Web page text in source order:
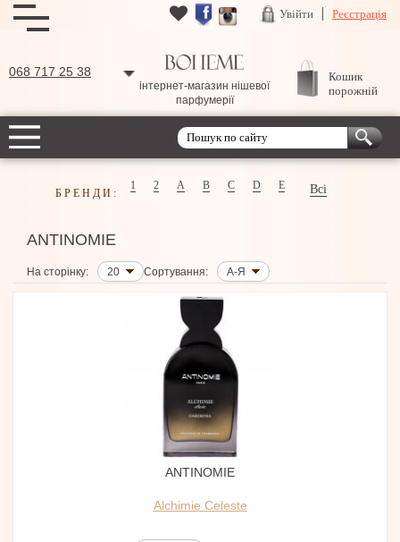
Увійти Реєстрація
068 717 25 38
інтернет-магазин нішевої
парфумерії
Кошик
порожній
БРЕНДИ:
1 2 A B C D E Всі
ANTINOMIE
На сторінку: 20 Сортування: А-Я
ANTINOMIE
Alchimie Celeste